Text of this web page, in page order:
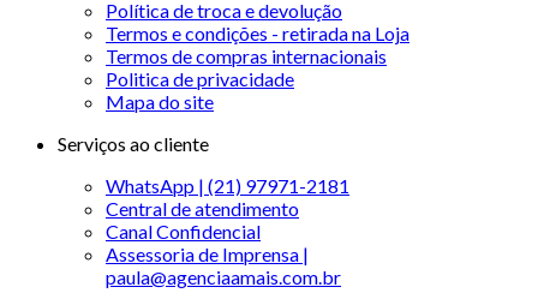
Política de troca e devolução
Termos e condições - retirada na Loja
Termos de compras internacionais
Politica de privacidade
Mapa do site
Serviços ao cliente
WhatsApp | (21) 97971-2181
Central de atendimento
Canal Confidencial
Assessoria de Imprensa |
paula@agenciaamais.com.br